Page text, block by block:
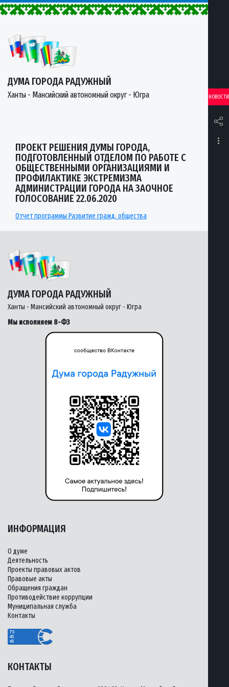
ДУМА ГОРОДА РАДУЖНЫЙ
Ханты - Мансийский автономный округ - Югра НОВОСТИ
ПРОЕКТ РЕШЕНИЯ ДУМЫ ГОРОДА,
ПОДГОТОВЛЕННЫЙ ОТДЕЛОМ ПО РАБОТЕ С
ОБЩЕСТВЕННЫМИ ОРГАНИЗАЦИЯМИ И
ПРОФИЛАКТИКЕ ЭКСТРЕМИЗМА
АДМИНИСТРАЦИИ ГОРОДА НА ЗАОЧНОЕ
ГОЛОСОВАНИЕ 22.06.2020
Отчет программы Развитие гражд. общества
ДУМА ГОРОДА РАДУЖНЫЙ
Ханты - Мансийский автономный округ - Югра
Мы исполняем 8-ФЗ
КОНТАКТЫ
ИНФОРМАЦИЯ
О думе
Деятельность
Проекты правовых актов
Правовые акты
Обращения граждан
Противодействие коррупции
Муниципальная служба
Контакты